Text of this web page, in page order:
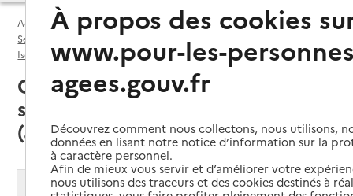
Accueil
Espace annuaire
Services autonomie à domicile (aide) par département
Isère (38)
Service autonomie à domicile (aide)
Grenoble (38000) : liste des 17
services autonomie à domicile
(aide)
Modifier ma recherche
À propos des cookies
www.pour-les-
agees.gouv.fr
Découvrez comment nous collectons, nous utilisons,
données en lisant notre notice d’information sur la
à caractère personnel.
Afin de mieux vous servir et d’améliorer votre
nous utilisons des traceurs et des cookies destinés à